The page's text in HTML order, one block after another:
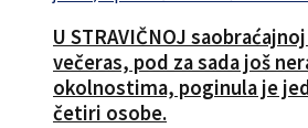
U STRAVIČNOJ
večeras, pod za sada još
okolnostima, poginula je
četiri osobe.